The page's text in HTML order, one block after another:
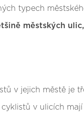
typech
městských
v jejich městě je
v ulicích